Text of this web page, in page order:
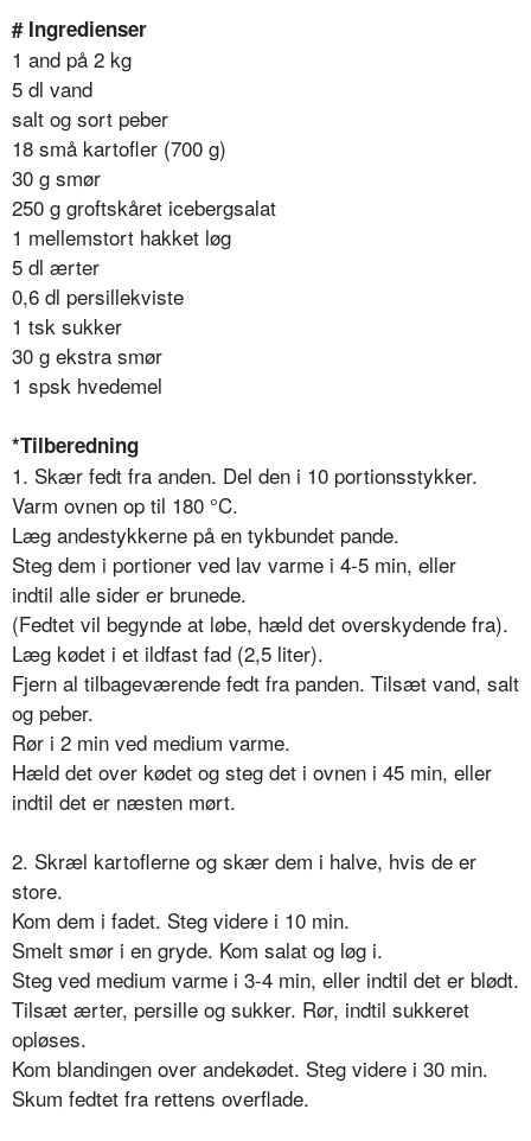
# Ingredienser
1 and på 2 kg
5 dl vand
salt og sort peber
18 små kartofler (700 g)
30 g smør
250 g groftskåret icebergsalat
1 mellemstort hakket løg
5 dl ærter
0,6 dl persillekviste
1 tsk sukker
30 g ekstra smør
1 spsk hvedemel
*Tilberedning
1. Skær fedt fra anden. Del den i 10 portionsstykker.
Varm ovnen op til 180 °C.
Læg andestykkerne på en tykbundet pande.
Steg dem i portioner ved lav varme i 4-5 min, eller
indtil alle sider er brunede.
(Fedtet vil begynde at løbe, hæld det overskydende fra).
Læg kødet i et ildfast fad (2,5 liter).
Fjern al tilbageværende fedt fra panden. Tilsæt vand, salt
og peber.
Rør i 2 min ved medium varme.
Hæld det over kødet og steg det i ovnen i 45 min, eller
indtil det er næsten mørt.
2. Skræl kartoflerne og skær dem i halve, hvis de er
store.
Kom dem i fadet. Steg videre i 10 min.
Smelt smør i en gryde. Kom salat og løg i.
Steg ved medium varme i 3-4 min, eller indtil det er blødt.
Tilsæt ærter, persille og sukker. Rør, indtil sukkeret
opløses.
Kom blandingen over andekødet. Steg videre i 30 min.
Skum fedtet fra rettens overflade.